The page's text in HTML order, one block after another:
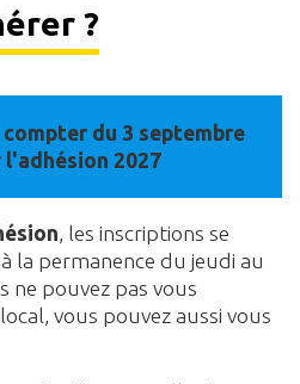
?
du 3 septembre
l'adhésion 2027
, les inscriptions se
la permanence du jeudi au
ne pouvez pas vous
vous pouvez aussi vous